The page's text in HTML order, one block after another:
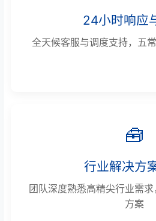
24小时响应
全天候客服与调度支持，五
🧰
行业解决方
团队深度熟悉高精尖行业需
方案